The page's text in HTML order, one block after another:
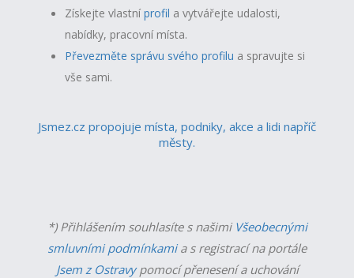
Získejte vlastníprofil a vytvářejte udalosti,
nabídky, pracovní místa.
Převezměte správu svého profilu a spravujte si
vše sami.
Jsmez.cz propojuje místa, podniky, akce a lidi napříč
městy.
*) Přihlášením souhlasíte s našimi Všeobecnými
smluvními podmínkamia s registrací na portále
Jsem z Ostravypomocí přenesení a uchování